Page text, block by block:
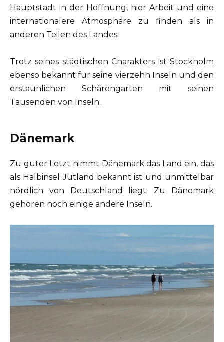
Hauptstadt in der Hoffnung, hier Arbeit und eine
internationalere Atmosphäre zu finden als in
anderen Teilen des Landes.
Trotz seines städtischen Charakters ist Stockholm
ebenso bekannt für seine vierzehn Inseln und den
erstaunlichen Schärengarten mit seinen
Tausenden von Inseln.
Dänemark
Zu guter Letzt nimmt Dänemark das Land ein, das
als Halbinsel Jütland bekannt ist und unmittelbar
nördlich von Deutschland liegt. Zu Dänemark
gehören noch einige andere Inseln.